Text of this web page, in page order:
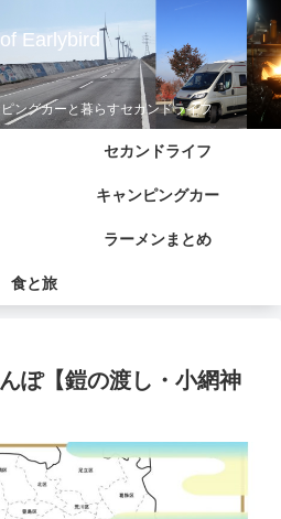
Earlybird
ングカーと暮らすセカンドライフ
セカンドライフ
キャンピングカー
ラーメンまとめ
食と旅
ぽ【鎧の渡し・小網神